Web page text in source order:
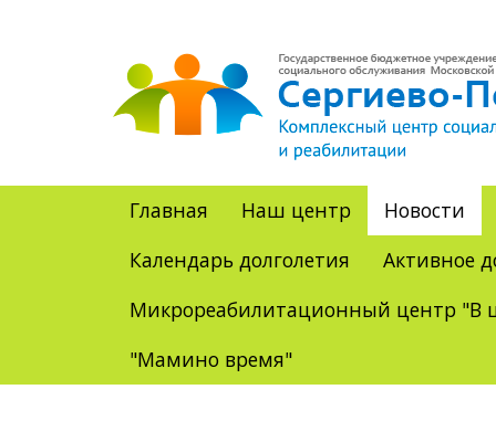
Главная Наш центр
Новости
Календарь долголетия
Активное
Микрореабилитационный центр "В
"Мамино время"